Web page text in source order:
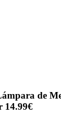
de
14.99€